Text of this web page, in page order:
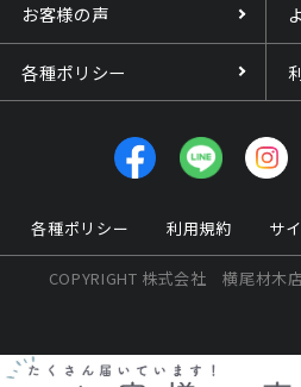
お客様の声
各種ポリシー
各種ポリシー 利用規約 サ
COPYRIGHT 株式会社 横尾材木店